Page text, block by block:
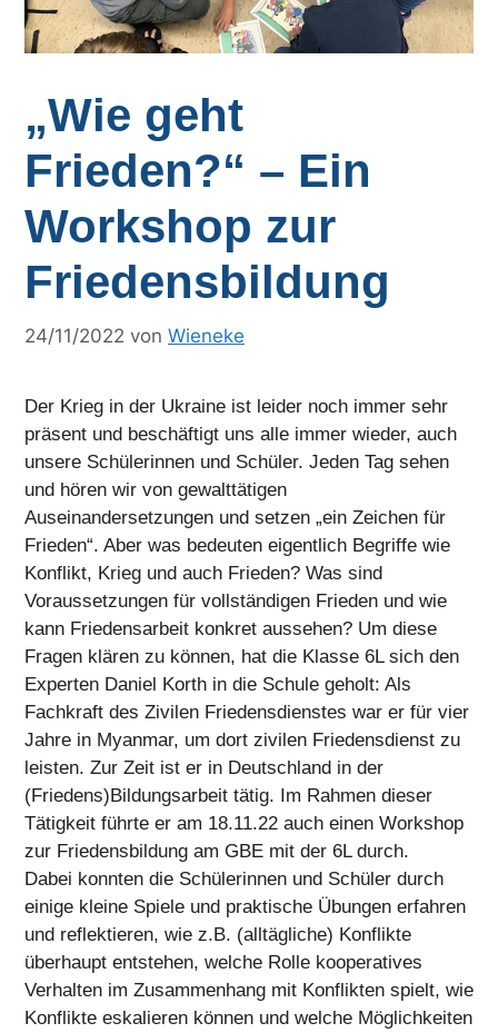
„Wie geht
Frieden?“ – Ein
Workshop zur
Friedensbildung
24/11/2022 von Wieneke
Der Krieg in der Ukraine ist leider noch immer sehr
präsent und beschäftigt uns alle immer wieder, auch
unsere Schülerinnen und Schüler. Jeden Tag sehen
und hören wir von gewalttätigen
Auseinandersetzungen und setzen „ein Zeichen für
Frieden“. Aber was bedeuten eigentlich Begriffe wie
Konflikt, Krieg und auch Frieden? Was sind
Voraussetzungen für vollständigen Frieden und wie
kann Friedensarbeit konkret aussehen? Um diese
Fragen klären zu können, hat die Klasse 6L sich den
Experten Daniel Korth in die Schule geholt: Als
Fachkraft des Zivilen Friedensdienstes war er für vier
Jahre in Myanmar, um dort zivilen Friedensdienst zu
leisten. Zur Zeit ist er in Deutschland in der
(Friedens)Bildungsarbeit tätig. Im Rahmen dieser
Tätigkeit führte er am 18.11.22 auch einen Workshop
zur Friedensbildung am GBE mit der 6L durch.
Dabei konnten die Schülerinnen und Schüler durch
einige kleine Spiele und praktische Übungen erfahren
und reflektieren, wie z.B. (alltägliche) Konflikte
überhaupt entstehen, welche Rolle kooperatives
Verhalten im Zusammenhang mit Konflikten spielt, wie
Konflikte eskalieren können und welche Möglichkeiten